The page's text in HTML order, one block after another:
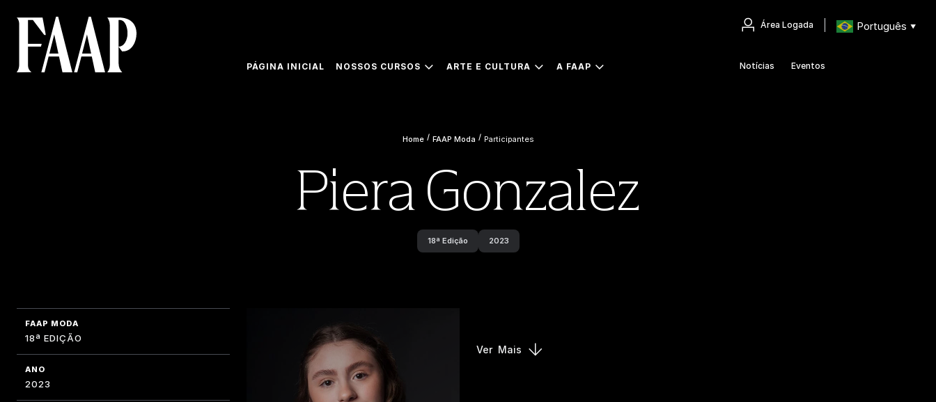
PÁGINA INICIAL NOSSOS CURSOS ARTE E CULTURA A FAAP
Área Logada Português ▼
Notícias Eventos
Home / FAAP Moda / Participantes
Piera Gonzalez
18ª Edição 2023
FAAP MODA
18ª EDIÇÃO
ANO
2023
Ver Mais